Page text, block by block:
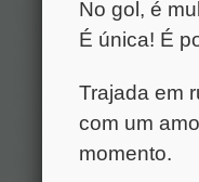
No gol, é
É única! É
Trajada em
com um
momento.